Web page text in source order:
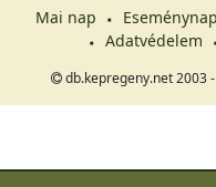
Mai nap
Adatvédelem
db.kepregeny.net 2003